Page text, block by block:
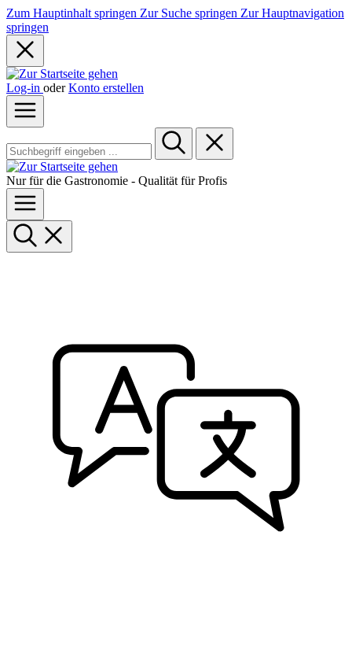
Zum Hauptinhalt springen Zur Suche springen Zur Hauptnavigation
springen
Log-in oder Konto erstellen
Nur für die Gastronomie - Qualität für Profis